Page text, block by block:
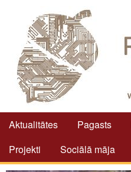
Aktualitātes Pagasts
Projekti
Sociālā māja